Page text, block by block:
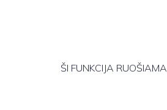
ŠI FUNKCIJA RUOŠIAMA